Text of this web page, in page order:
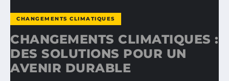
CHANGEMENTS CLIMATIQUES
CHANGEMENTS CLIMATIQUES :
DES SOLUTIONS POUR UN
AVENIR DURABLE